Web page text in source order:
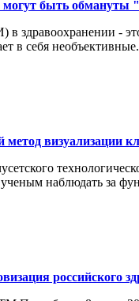
быть обмануты
в здравоохранении -
в себя
визуализации
наблюдать за
российского